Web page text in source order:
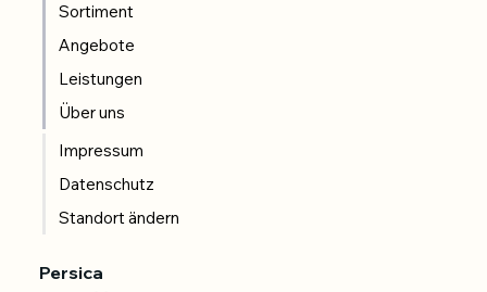
Sortiment
Angebote
Leistungen
Über uns
Impressum
Datenschutz
Standort ändern
Persica